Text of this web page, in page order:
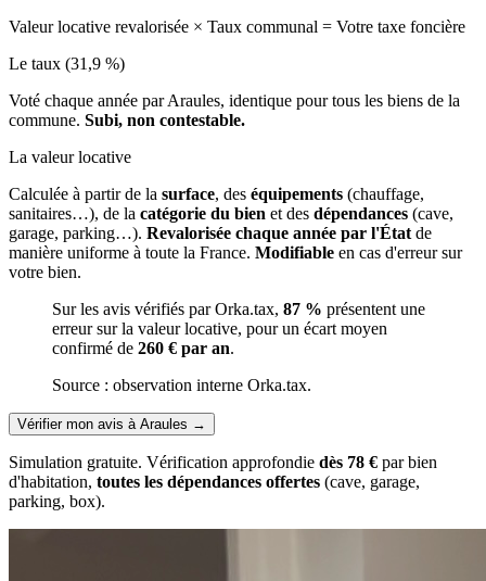
Valeur locative revalorisée × Taux communal = Votre taxe foncière
Le taux (31,9 %)
Voté chaque année par Araules, identique pour tous les biens de la
commune. Subi, non contestable.
La valeur locative
Calculée à partir de la surface, des équipements (chauffage,
sanitaires…), de la catégorie du bien et des dépendances (cave,
garage, parking…). Revalorisée chaque année par l'État de
manière uniforme à toute la France. Modifiable en cas d'erreur sur
votre bien.
Sur les avis vérifiés par Orka.tax, 87 % présentent une
erreur sur la valeur locative, pour un écart moyen
confirmé de 260 € par an.
Source : observation interne Orka.tax.
Vérifier mon avis à Araules →
Simulation gratuite. Vérification approfondie dès 78 € par bien
d'habitation, toutes les dépendances offertes (cave, garage,
parking, box).